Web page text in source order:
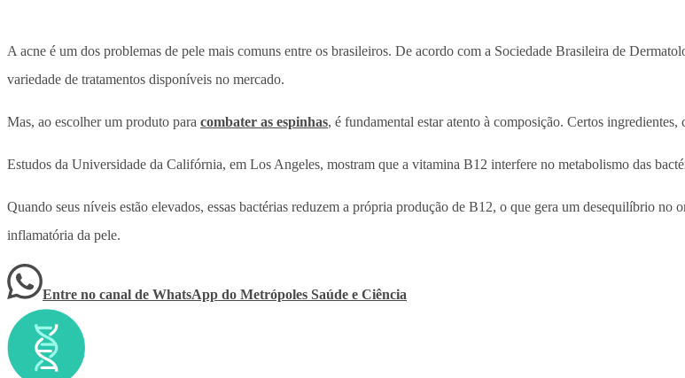
A acne é um dos problemas de pele mais comuns entre os brasileiros. De acordo com a Sociedade Brasileira de
variedade de tratamentos disponíveis no mercado.
Mas, ao escolher um produto para combater as espinhas, é fundamental estar atento à composição. Certos
Estudos da Universidade da Califórnia, em Los Angeles, mostram que a vitamina B12 interfere no metabolismo das
Quando seus níveis estão elevados, essas bactérias reduzem a própria produção de B12, o que gera um desequilíbrio
inflamatória da pele.
Entre no canal de WhatsApp do Metrópoles Saúde e Ciência